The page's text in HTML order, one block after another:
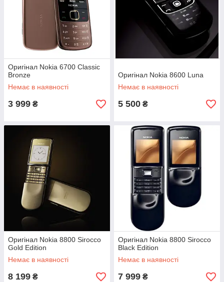
Оригінал Nokia 6700 Classic
Bronze
Немає в наявності
3 999 ₴
Оригінал Nokia 8600 Luna
Немає в наявності
5 500 ₴
Оригінал Nokia 8800 Sirocco
Gold Edition
Немає в наявності
8 199 ₴
Оригінал Nokia 8800 Sirocco
Black Edition
Немає в наявності
7 999 ₴